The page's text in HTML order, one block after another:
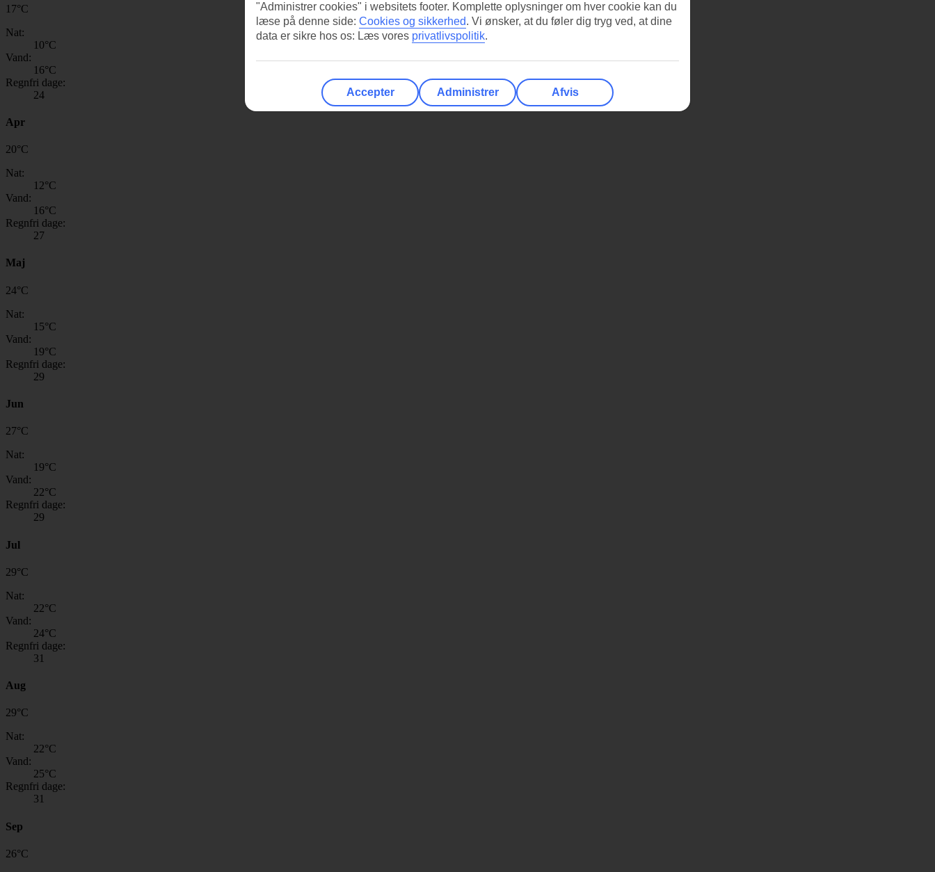
17°C
Nat:
10°C
Vand:
16°C
Regnfri dage:
24
Apr
20°C
Nat:
12°C
Vand:
16°C
Regnfri dage:
27
Maj
24°C
Nat:
15°C
Vand:
19°C
Regnfri dage:
29
Jun
27°C
Nat:
19°C
Vand:
22°C
Regnfri dage:
29
Jul
29°C
Nat:
22°C
Vand:
24°C
Regnfri dage:
31
Aug
29°C
Nat:
22°C
Vand:
25°C
Regnfri dage:
31
Sep
26°C
"Administrer cookies" i websitets footer. Komplette oplysninger om hver cookie kan du
læse på denne side: Cookies og sikkerhed. Vi ønsker, at du føler dig tryg ved, at dine
data er sikre hos os: Læs vores privatlivspolitik.
Accepter Administrer Afvis